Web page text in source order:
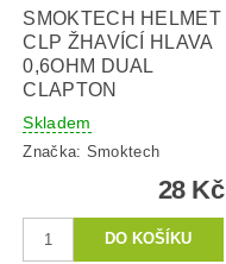
SMOKTECH HELMET
CLP ŽHAVÍCÍ HLAVA
0,6OHM DUAL
CLAPTON
Skladem
Značka: Smoktech
28 Kč